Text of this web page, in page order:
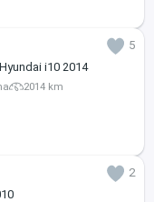
5
i10 2014
2014 km
2